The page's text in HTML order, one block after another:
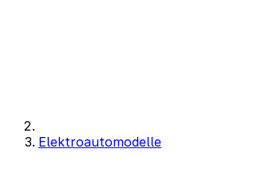
Elektroautomodelle